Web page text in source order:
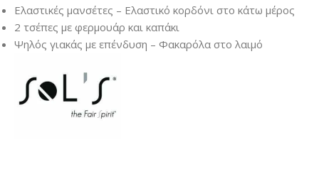
Ελαστικές μανσέτες – Ελαστικό κορδόνι στο κάτω μέρος
2 τσέπες με φερμουάρ και καπάκι
Ψηλός γιακάς με επένδυση – Φακαρόλα στο λαιμό